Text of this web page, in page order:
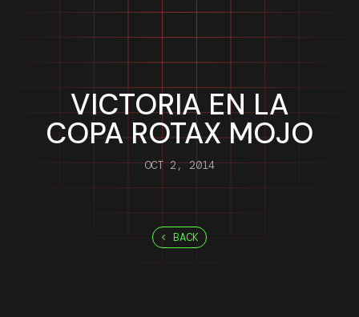
VICTORIA EN LA
COPA ROTAX MOJO
OCT 2, 2014
BACK